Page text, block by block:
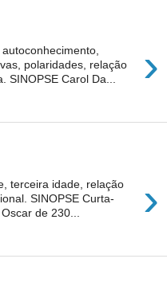
›
polaridades, relação
SINOPSE Carol Da...
›
terceira idade, relação
SINOPSE Curta-
de 230...